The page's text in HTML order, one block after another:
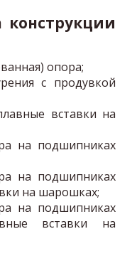
конструкции
опора;
с продувкой
вставки на
на подшипниках
на подшипниках
на шарошках;
на подшипниках
вставки на